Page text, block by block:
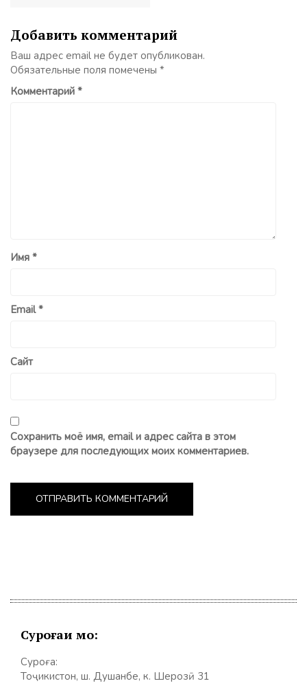
Добавить комментарий
Ваш адрес email не будет опубликован.
Обязательные поля помечены *
Комментарий *
Имя *
Email*
Сайт
Сохранить моё имя, email и адрес сайта в этом
браузере для последующих моих комментариев.
Суроғаи мо:
Суроға:
Тоҷикистон, ш. Душанбе, к. Шерозӣ 31